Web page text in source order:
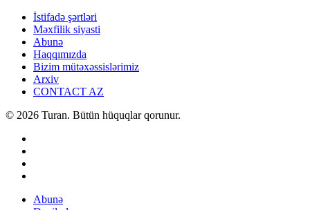
İstifadə şərtləri
Məxfilik siyasti
Abunə
Haqqımızda
Bizim mütəxəssislərimiz
Arxiv
CONTACT AZ
© 2026 Turan. Bütün hüquqlar qorunur.
Abunə